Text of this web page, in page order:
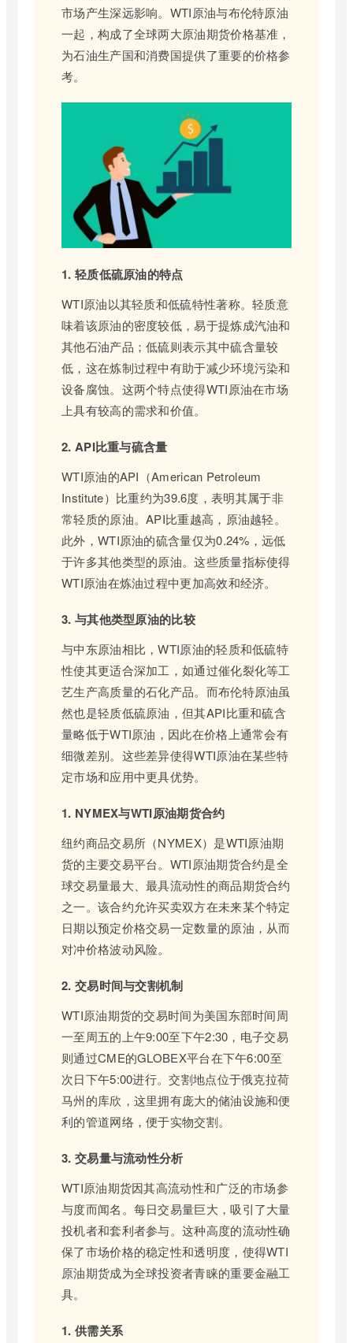
市场产生深远影响。WTI原油与布伦特原油
一起，构成了全球两大原油期货价格基准，
为石油生产国和消费国提供了重要的价格参
考。
1. 轻质低硫原油的特点
WTI原油以其轻质和低硫特性著称。轻质意
味着该原油的密度较低，易于提炼成汽油和
其他石油产品；低硫则表示其中硫含量较
低，这在炼制过程中有助于减少环境污染和
设备腐蚀。这两个特点使得WTI原油在市场
上具有较高的需求和价值。
2. API比重与硫含量
WTI原油的API（American Petroleum
Institute）比重约为39.6度，表明其属于非
常轻质的原油。API比重越高，原油越轻。
此外，WTI原油的硫含量仅为0.24%，远低
于许多其他类型的原油。这些质量指标使得
WTI原油在炼油过程中更加高效和经济。
3. 与其他类型原油的比较
与中东原油相比，WTI原油的轻质和低硫特
性使其更适合深加工，如通过催化裂化等工
艺生产高质量的石化产品。而布伦特原油虽
然也是轻质低硫原油，但其API比重和硫含
量略低于WTI原油，因此在价格上通常会有
细微差别。这些差异使得WTI原油在某些特
定市场和应用中更具优势。
1. NYMEX与WTI原油期货合约
纽约商品交易所（NYMEX）是WTI原油期
货的主要交易平台。WTI原油期货合约是全
球交易量最大、最具流动性的商品期货合约
之一。该合约允许买卖双方在未来某个特定
日期以预定价格交易一定数量的原油，从而
对冲价格波动风险。
2. 交易时间与交割机制
WTI原油期货的交易时间为美国东部时间周
一至周五的上午9:00至下午2:30，电子交易
则通过CME的GLOBEX平台在下午6:00至
次日下午5:00进行。交割地点位于俄克拉荷
马州的库欣，这里拥有庞大的储油设施和便
利的管道网络，便于实物交割。
3. 交易量与流动性分析
WTI原油期货因其高流动性和广泛的市场参
与度而闻名。每日交易量巨大，吸引了大量
投机者和套利者参与。这种高度的流动性确
保了市场价格的稳定性和透明度，使得WTI
原油期货成为全球投资者青睐的重要金融工
具。
1. 供需关系